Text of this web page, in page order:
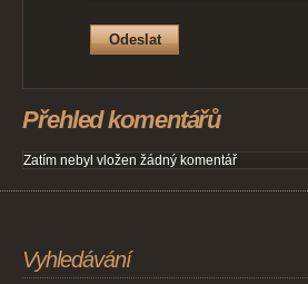
Přehled komentářů
Zatím nebyl vložen žádný komentář
Vyhledávání